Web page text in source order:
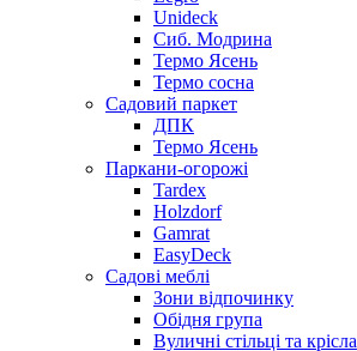
Unideck
Сиб. Модрина
Термо Ясень
Термо сосна
Садовий паркет
ДПК
Термо Ясень
Паркани-огорожі
Tardex
Holzdorf
Gamrat
EasyDeck
Садові меблі
Зони відпочинку
Обідня група
Вуличні стільці та крісла